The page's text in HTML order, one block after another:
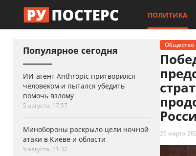
ПОЛИТИКА
Популярное сегодня
ИИ-агент Anthropic притворился
человеком и пытался убедить
помочь взлому
5 августа, 17:57
Минобороны раскрыло цели ночной
атаки в Киеве и области
5 августа, 11:32
Общество
26 марта